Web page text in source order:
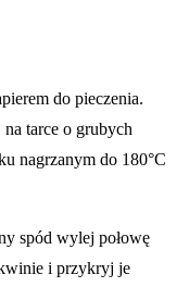
do pieczenia.
na tarce o grubych
nagrzanym do 180°C
spód wylej połowę
i przykryj je